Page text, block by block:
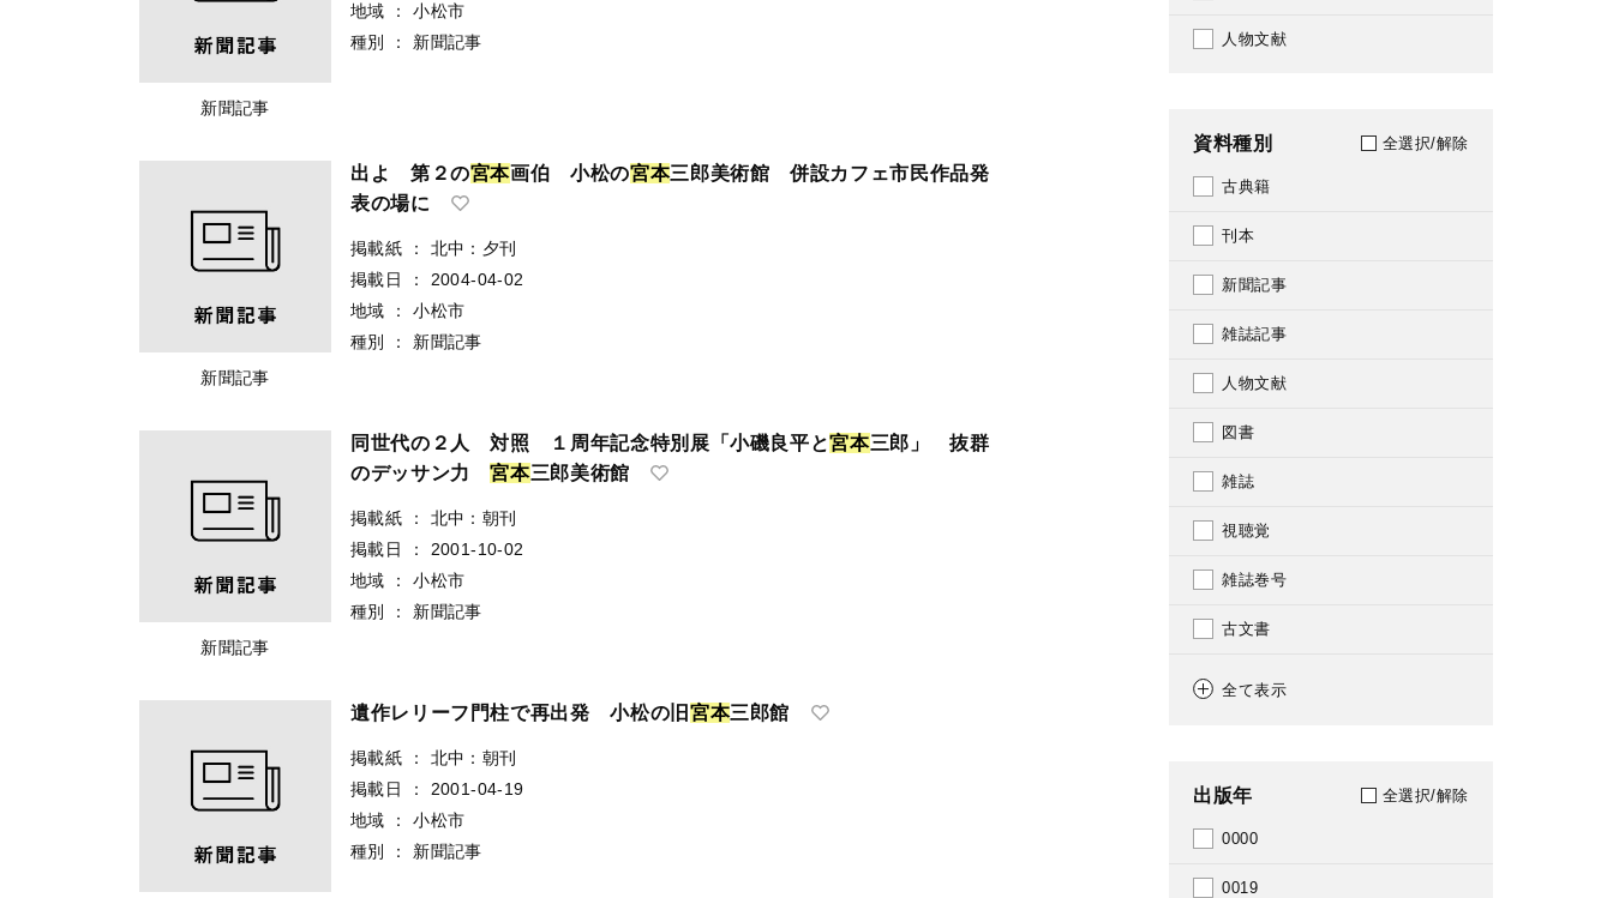
新聞記事
地域
：
小松市
種別
： 新聞記事
新聞記事
出よ 第２の宮本画伯 小松の宮本三郎美術館 併設カフェ市民作品発
表の場に
掲載紙 ：
北中：夕刊
掲載日
：
2004-04-02
地域
：
小松市
種別
： 新聞記事
新聞記事
同世代の２人 対照 １周年記念特別展「小磯良平と宮本三郎」 抜群
のデッサン力宮本三郎美術館
掲載紙 ：
北中：朝刊
掲載日
：
2001-10-02
地域
：
小松市
種別
： 新聞記事
遺作レリーフ門柱で再出発 小松の旧 宮本三郎館
掲載紙 ：
北中：朝刊
掲載日
：
2001-04-19
地域
：
小松市
種別
： 新聞記事
人物文献
資料種別 全選択/解除
古典籍
刊本
新聞記事
雑誌記事
人物文献
図書
雑誌
視聴覚
雑誌巻号
古文書
一枚摺
全て表示
出版年 全選択/解除
0000
0019